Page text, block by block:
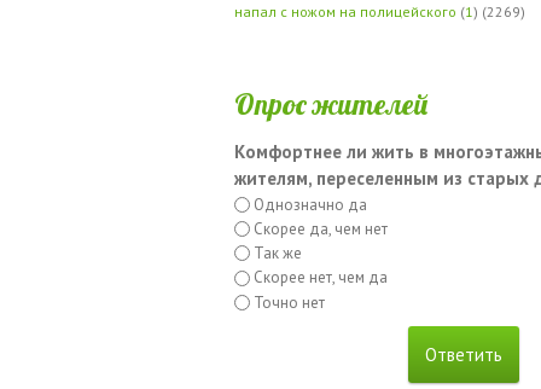
напал с ножом на полицейского (1 ) (2269)
Опрос жителей
Комфортнее ли жить в
жителям, переселенным из старых
Однозначно да
Скорее да, чем нет
Так же
Скорее нет, чем да
Точно нет